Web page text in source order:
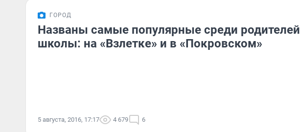
ГОРОД
Названы самые популярные среди родителей
школы: на «Взлетке» и в «Покровском»
5 августа, 2016, 17:17 4 679 6